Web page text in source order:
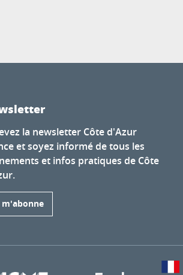
la newsletter Côte d'Azur
et soyez informé de tous les
et infos pratiques de Côte
m'abonne